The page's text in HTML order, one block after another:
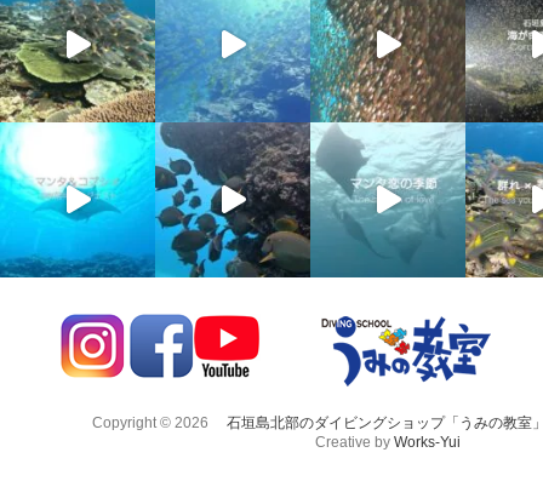
Copyright © 2026
石垣島北部のダイビングショップ「うみの教室
Creative by Works-Yui